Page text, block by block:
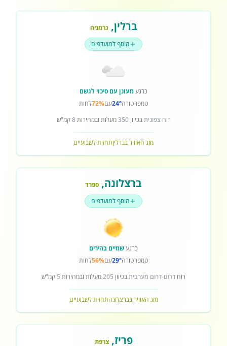
ברלין, גרמניה
הוסף למועדפים
כרגעמעונן עם סיכוי לגשם
טמפרטורה24°עם72%לחות
רוחצפוניתבכיוון350מעלות ובמהירות8קמ"ש
מזג האוויר בברליןתחזית לשבועיים
ברצלונה, ספרד
הוסף למועדפים
כרגעשמיים בהירים
טמפרטורה29°עם56%לחות
רוח דרום-דרום מערביתבכיוון 205מעלות ובמהירות 5 קמ"ש
מזג האוויר בברצלונהתחזית לשבועיים
פריז,צרפת